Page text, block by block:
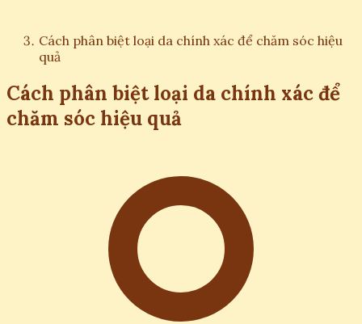
Cách phân biệt loại da chính xác để chăm sóc hiệu
quả
Cách phân biệt loại da chính xác để
chăm sóc hiệu quả